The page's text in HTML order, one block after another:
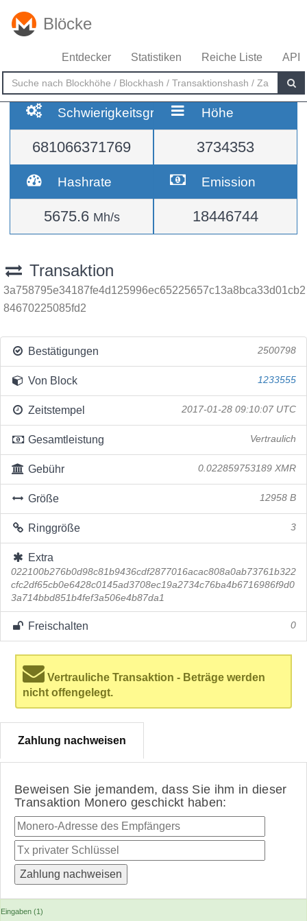
Blöcke
Entdecker Statistiken Reiche Liste API
Schwierigkeitsgrad
681066371769
Höhe
3734353
Hashrate
5675.6 Mh/s
Emission
18446744
Transaktion
3a758795e34187fe4d125996ec65225657c13a8bca33d01cb2
84670225085fd2
Bestätigungen 2500798
Von Block 1233555
Zeitstempel 2017-01-28 09:10:07 UTC
Gesamtleistung Vertraulich
Gebühr 0.022859753189 XMR
Größe 12958 B
Ringgröße 3
Extra
022100b276b0d98c81b9436cdf2877016acac808a0ab73761b322
cfc2df65cb0e6428c0145ad3708ec19a2734c76ba4b6716986f9d0
3a714bbd851b4fef3a506e4b87da1
Freischalten 0
Vertrauliche Transaktion - Beträge werden
nicht offengelegt.
Zahlung nachweisen
Beweisen Sie jemandem, dass Sie ihm in dieser
Transaktion Monero geschickt haben:
Eingaben (1)